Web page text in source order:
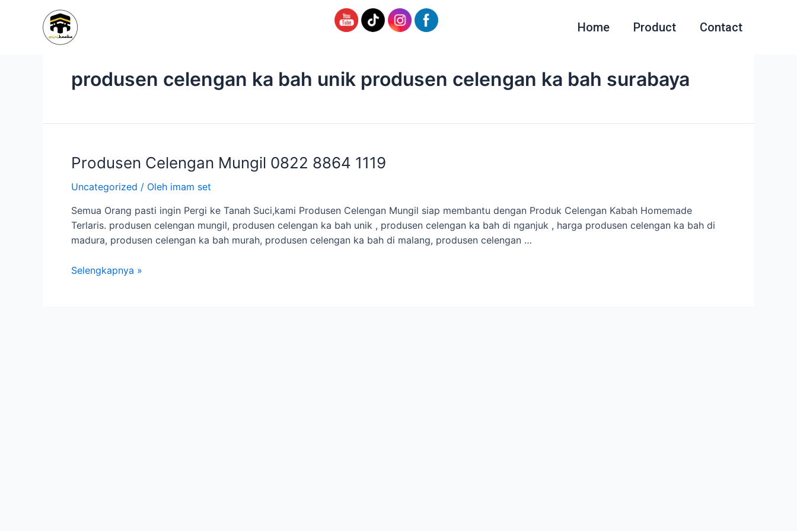
Home Product Contact
produsen celengan ka bah unik produsen celengan ka bah surabaya
Produsen Celengan Mungil 0822 8864 1119
Uncategorized / Oleh imam set
Semua Orang pasti ingin Pergi ke Tanah Suci,kami Produsen Celengan Mungil siap membantu dengan Produk Celengan Kabah Homemade
Terlaris. produsen celengan mungil, produsen celengan ka bah unik , produsen celengan ka bah di nganjuk , harga produsen celengan ka bah di
madura, produsen celengan ka bah murah, produsen celengan ka bah di malang, produsen celengan …
Produsen
Mungil
8864
1119
Selengkapnya »